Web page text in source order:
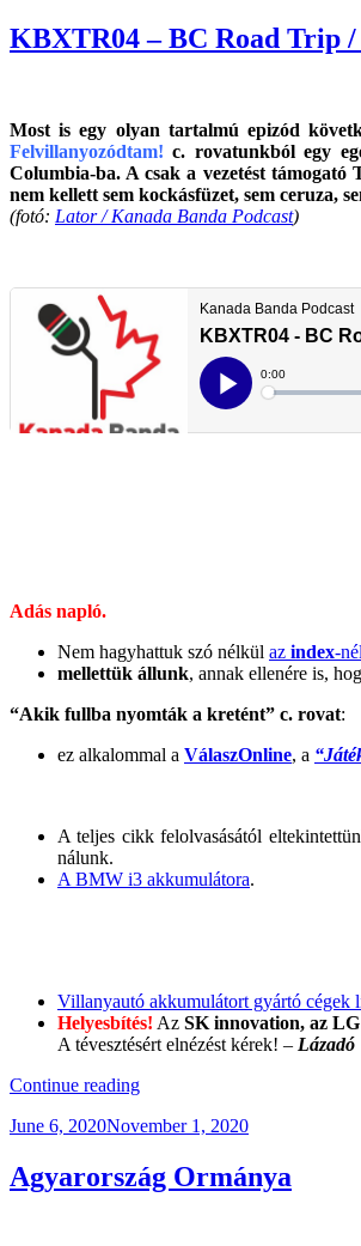
KBXTR04 – BC Road Trip /
Most is egy olyan tartalmú epizód
Felvillanyozódtam! c. rovatunkból egy
Columbia-ba. A csak a vezetést
nem kellett sem kockásfüzet, sem ceruza,
(fotó: Lator / Kanada Banda Podcast)
Adás napló.
Nem hagyhattuk szó nélkül az index-
mellettük állunk, annak ellenére is,
“Akik fullba nyomták a kretént” c. rovat:
ez alkalommal a VálaszOnline, a
A teljes cikk felolvasásától
nálunk.
A BMW i3 akkumulátora.
Villanyautó akkumulátort gyártó cégek
Helyesbítés! Az SK innovation, az
A tévesztésért elnézést kérek! – Lázadó
Continue reading“KBXTR04
BC
Trip
/
Posted
June 6, 2020November 1, 2020
Agyarország Ormánya